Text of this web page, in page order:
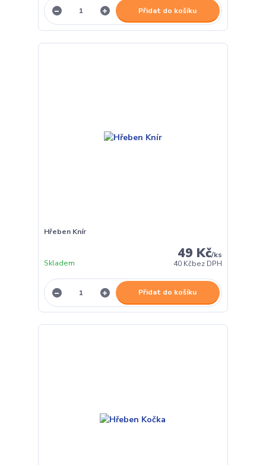
Přidat do košíku
Hřeben Knír
49 Kč/ks
40 Kčbez DPH
Skladem
Přidat do košíku